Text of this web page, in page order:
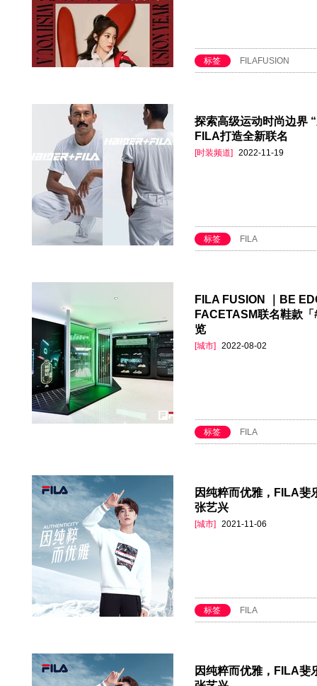
标签 FILAFUSION
探索高级运动时尚边界
FILA打造全新联名
[时装频道] 2022-11-19
标签 FILA
FILA FUSION ｜BE
FACETASM联名鞋款
览
[城市] 2022-08-02
标签 FILA
因纯粹而优雅，FILA斐
张艺兴
[城市] 2021-11-06
标签 FILA
因纯粹而优雅，FILA斐